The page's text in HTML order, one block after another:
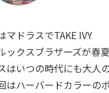
マドラスでTAKE IVY
ックスブラザーズが春
はいつの時代にも大人
はハーバードカラーの